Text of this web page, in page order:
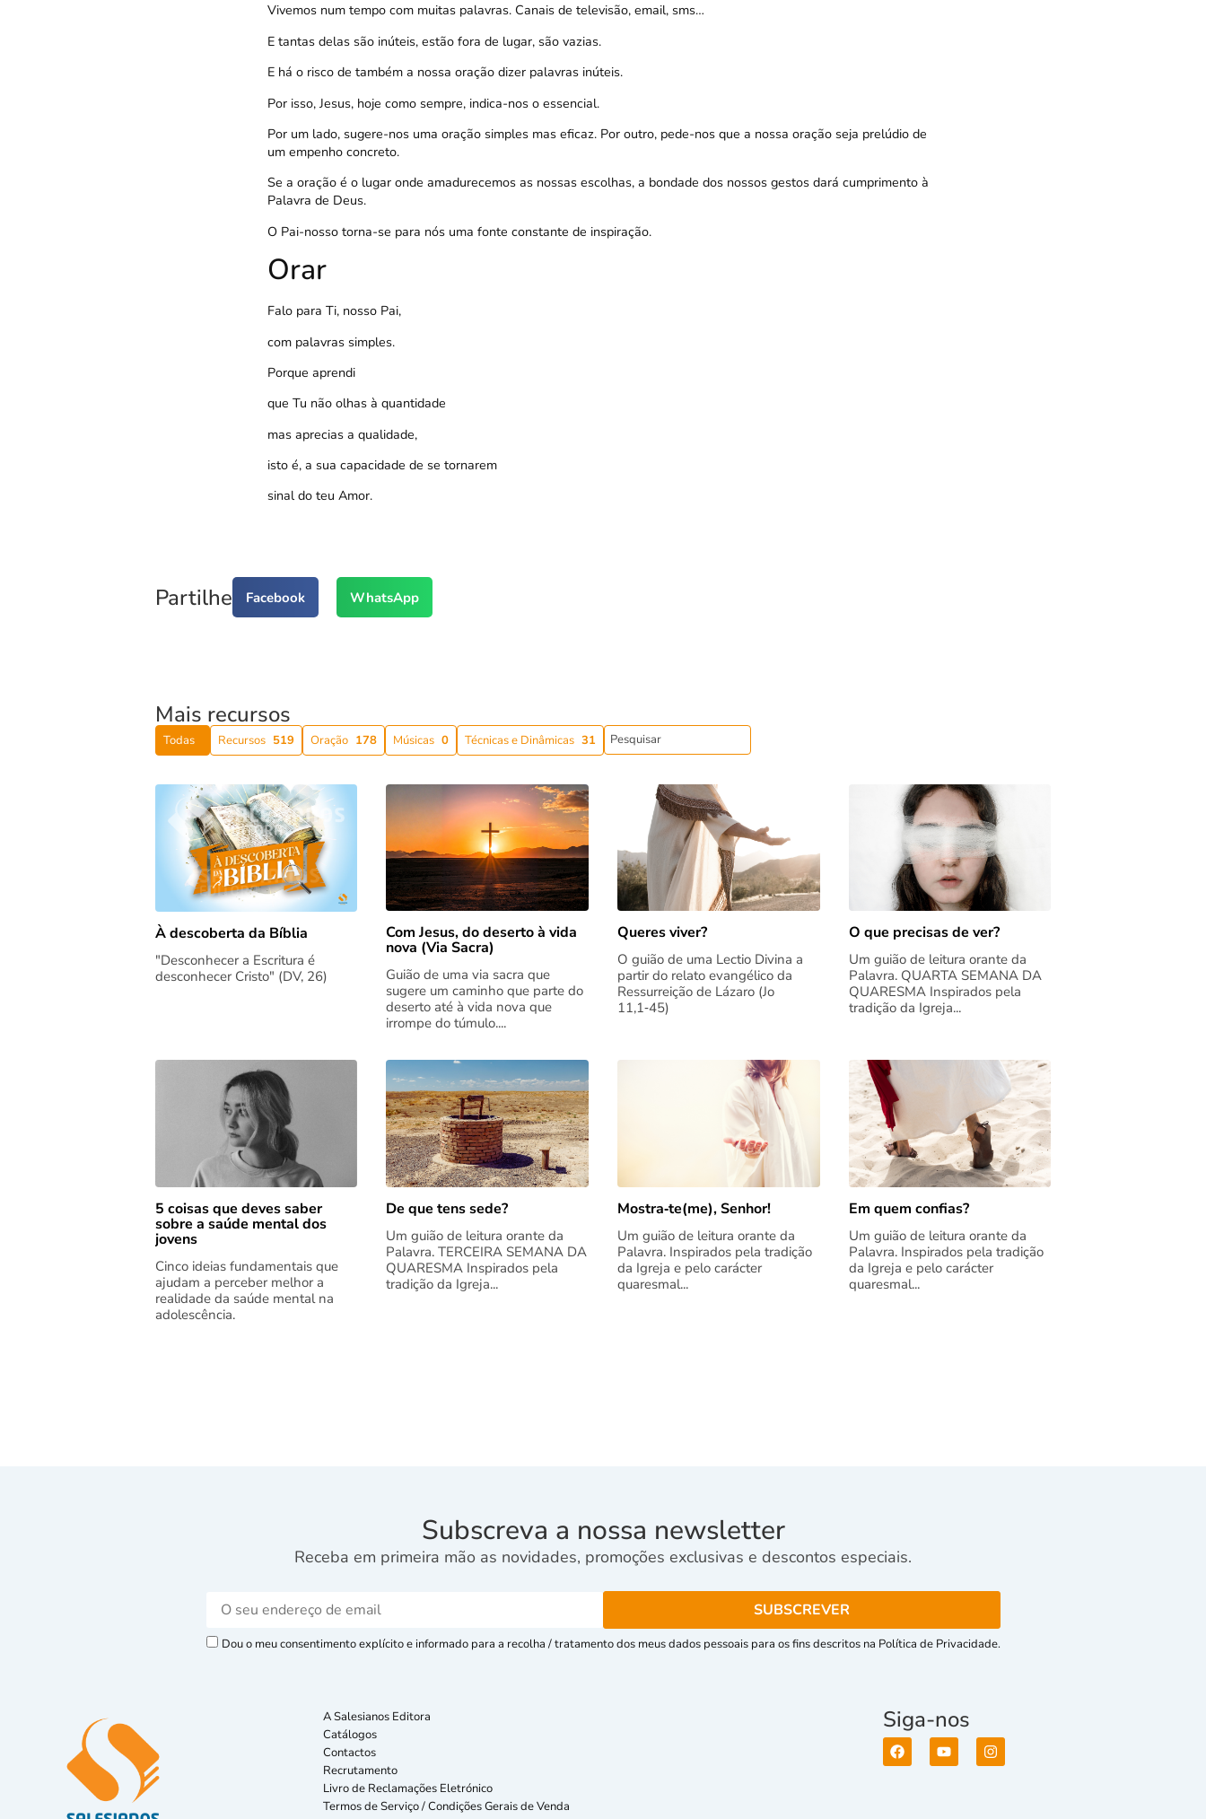
Vivemos num tempo com muitas palavras. Canais de televisão, email, sms…
E tantas delas são inúteis, estão fora de lugar, são vazias.
E há o risco de também a nossa oração dizer palavras inúteis.
Por isso, Jesus, hoje como sempre, indica-nos o essencial.
Por um lado, sugere-nos uma oração simples mas eficaz. Por outro, pede-nos que a nossa oração seja prelúdio de
um empenho concreto.
Se a oração é o lugar onde amadurecemos as nossas escolhas, a bondade dos nossos gestos dará cumprimento à
Palavra de Deus.
O Pai-nosso torna-se para nós uma fonte constante de inspiração.
Orar
Falo para Ti, nosso Pai,
com palavras simples.
Porque aprendi
que Tu não olhas à quantidade
mas aprecias a qualidade,
isto é, a sua capacidade de se tornarem
sinal do teu Amor.
Partilhe Facebook WhatsApp
Mais recursos
Todas Recursos 519 Oração 178 Músicas 0 Técnicas e Dinâmicas 31
À descoberta da Bíblia
"Desconhecer a Escritura é
desconhecer Cristo" (DV, 26)
Com Jesus, do deserto à vida
nova (Via Sacra)
Guião de uma via sacra que
sugere um caminho que parte do
deserto até à vida nova que
irrompe do túmulo....
Queres viver?
O guião de uma Lectio Divina a
partir do relato evangélico da
Ressurreição de Lázaro (Jo
11,1‑45)
O que precisas de ver?
Um guião de leitura orante da
Palavra. QUARTA SEMANA DA
QUARESMA Inspirados pela
tradição da Igreja...
5 coisas que deves saber
sobre a saúde mental dos
jovens
Cinco ideias fundamentais que
ajudam a perceber melhor a
realidade da saúde mental na
adolescência.
De que tens sede?
Um guião de leitura orante da
Palavra. TERCEIRA SEMANA DA
QUARESMA Inspirados pela
tradição da Igreja...
Mostra‑te(me), Senhor!
Um guião de leitura orante da
Palavra. Inspirados pela tradição
da Igreja e pelo carácter
quaresmal...
Em quem confias?
Um guião de leitura orante da
Palavra. Inspirados pela tradição
da Igreja e pelo carácter
quaresmal...
Subscreva a nossa newsletter
Receba em primeira mão as novidades, promoções exclusivas e descontos especiais.
Dou o meu consentimento explícito e informado para a recolha / tratamento dos meus dados pessoais para os fins descritos na Política de Privacidade.
A Salesianos Editora
Catálogos
Contactos
Recrutamento
Livro de Reclamações Eletrónico
Termos de Serviço / Condições Gerais de Venda
Siga-nos